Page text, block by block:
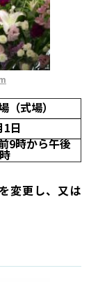
（式場）
1日
9時から午後
変更し、又は